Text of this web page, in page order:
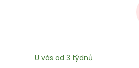
U vás od 3 týdnů